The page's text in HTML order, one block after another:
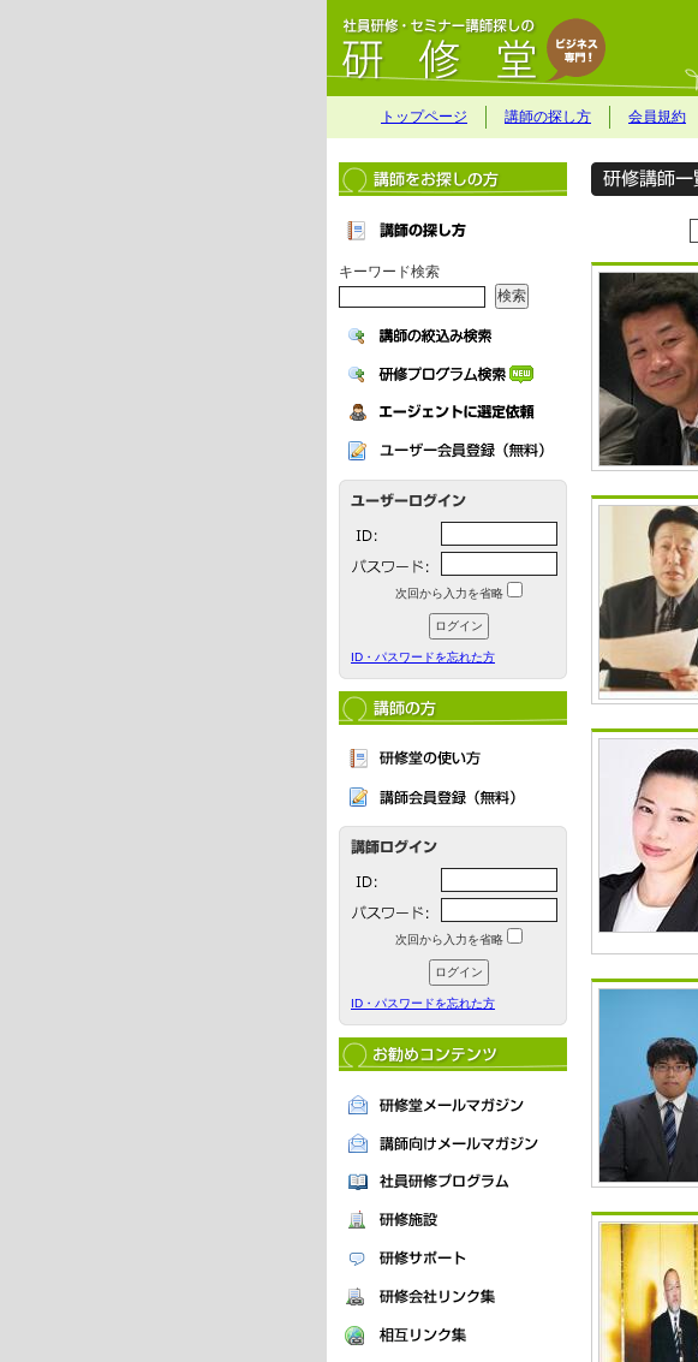
トップページ 講師の探し方 会員規約
キーワード検索
次回から入力を省略
ID・パスワードを忘れた方
次回から入力を省略
ID・パスワードを忘れた方